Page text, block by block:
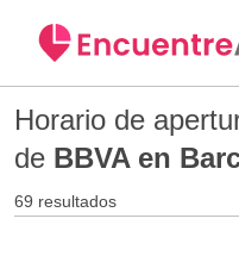
Horario de
de BBVA en
69 resultados